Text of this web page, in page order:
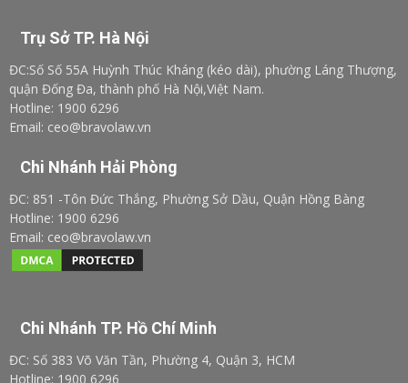
Trụ Sở TP. Hà Nội
ĐC:Số Số 55A Huỳnh Thúc Kháng (kéo dài), phường Láng Thượng,
quận Đống Đa, thành phố Hà Nội,Việt Nam.
Hotline: 1900 6296
Email: ceo@bravolaw.vn
Chi Nhánh Hải Phòng
ĐC: 851 -Tôn Đức Thắng, Phường Sở Dầu, Quận Hồng Bàng
Hotline: 1900 6296
Email: ceo@bravolaw.vn
Chi Nhánh TP. Hồ Chí Minh
ĐC: Số 383 Võ Văn Tần, Phường 4, Quận 3, HCM
Hotline: 1900 6296